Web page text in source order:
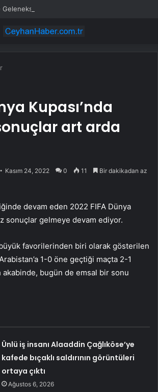
Geleneksel Bayramlaşma
Kupası’nda
art arda
Kasım 24, 2022 0 11 Bir dakikadan az
devam eden 2022 FIFA Dünya
sonuçlar gelmeye devam ediyor.
favorilerinden biri olarak gösterilen
1-0 öne geçtiği maçta 2-1
akabinde, bugün de emsal bir sonu
Ünlü iş insanı Alaaddin Çağlıköse’ye
kafede bıçaklı saldırının görüntüleri
ortaya çıktı
Ağustos 6, 2026